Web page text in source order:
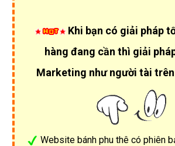
Khi bạn có giải pháp
hàng đang cần thì giải
Marketing như người tài
Website bánh phu thê có phiên